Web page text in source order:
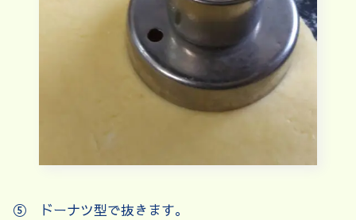
⑤ ドーナツ型で抜きます。